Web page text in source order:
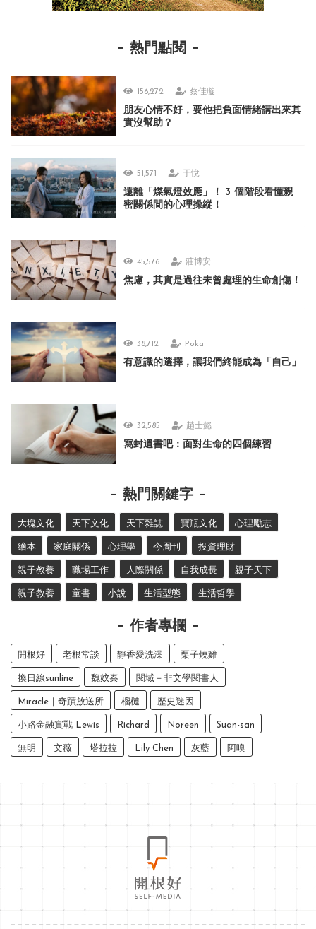
熱門點閱
156,272 蔡佳璇
朋友心情不好，要他把負面情緒講出來其
實沒幫助？
51,571 于悅
遠離「煤氣燈效應」！ 3 個階段看懂親
密關係間的心理操縱！
45,576 莊博安
焦慮，其實是過往未曾處理的生命創傷！
38,712 Poka
有意識的選擇，讓我們終能成為「自己」
32,585 趙士懿
寫封遺書吧：面對生命的四個練習
熱門關鍵字
大塊文化 天下文化 天下雜誌 寶瓶文化 心理勵志
繪本 家庭關係 心理學 今周刊 投資理財
親子教養 職場工作 人際關係 自我成長 親子天下
親子教養 童書 小說 生活型態 生活哲學
作者專欄
開根好 老根常談 靜香愛洗澡 栗子燒雞
換日線sunline 魏妏秦 閱域－非文學閱書人
Miracle｜奇蹟放送所 榴槤 歷史迷因
小路金融實戰 Lewis Richard Noreen Suan-san
無明 文薇 塔拉拉 Lily Chen 灰藍 阿嗅